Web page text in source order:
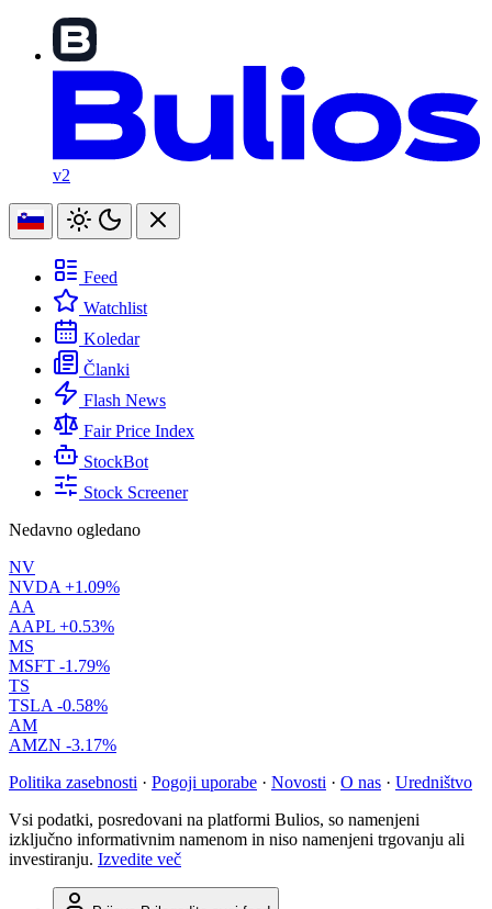
v2
Feed
Watchlist
Koledar
Članki
Flash News
Fair Price Index
StockBot
Stock Screener
Nedavno ogledano
NV
NVDA +1.09%
AA
AAPL +0.53%
MS
MSFT -1.79%
TS
TSLA -0.58%
AM
AMZN -3.17%
Politika zasebnosti · Pogoji uporabe · Novosti · O nas · Uredništvo
Vsi podatki, posredovani na platformi Bulios, so namenjeni
izključno informativnim namenom in niso namenjeni trgovanju ali
investiranju. Izvedite več